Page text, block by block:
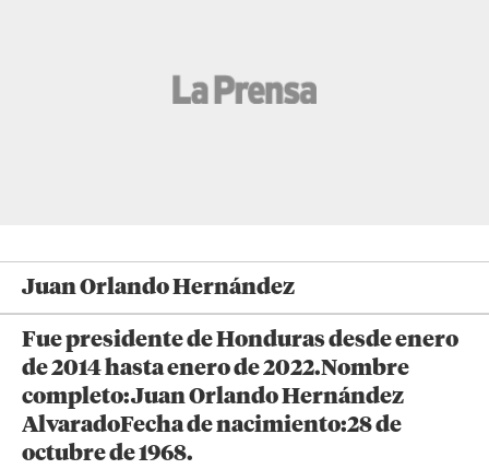
Juan Orlando Hernández
Fue presidente de Honduras desde enero
de 2014 hasta enero de 2022.Nombre
completo:Juan Orlando Hernández
AlvaradoFecha de nacimiento:28 de
octubre de 1968.